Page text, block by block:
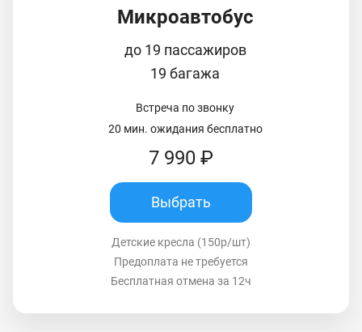
Микроавтобус
до 19 пассажиров
19 багажа
Встреча по звонку
20 мин. ожидания бесплатно
7 990 ₽
Выбрать
Детские кресла (150р/шт)
Предоплата не требуется
Бесплатная отмена за 12ч